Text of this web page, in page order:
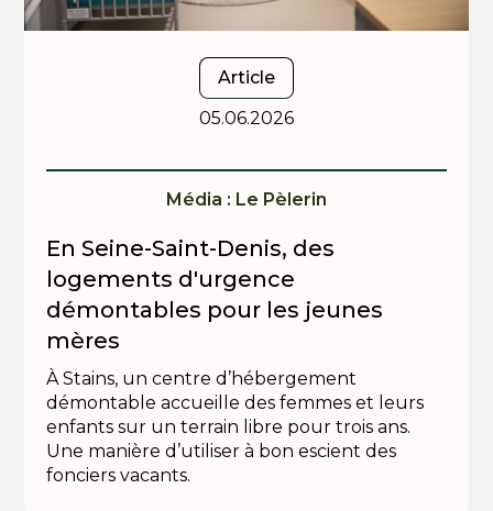
Article
05.06.2026
Média : Le Pèlerin
En Seine-Saint-Denis, des
logements d'urgence
démontables pour les jeunes
mères
À Stains, un centre d’hébergement
démontable accueille des femmes et leurs
enfants sur un terrain libre pour trois ans.
Une manière d’utiliser à bon escient des
fonciers vacants.